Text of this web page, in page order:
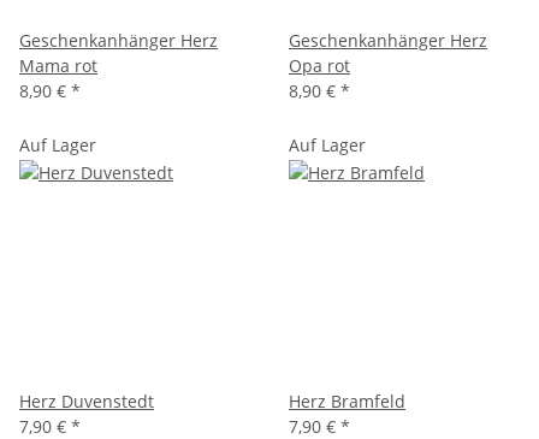
Geschenkanhänger Herz
Mama rot
8,90 € *
Geschenkanhänger Herz
Opa rot
8,90 € *
Auf Lager
Herz Duvenstedt
7,90 € *
Auf Lager
Herz Bramfeld
7,90 € *